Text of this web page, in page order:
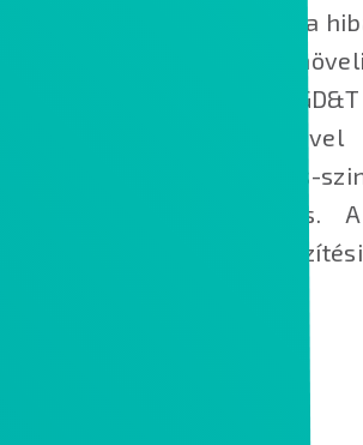
csökkenti a tervezési időt, a
költségeket, miközben
minőségét. A frissített
bővítmény
alkalmazható összeállítás-
méretezés és tűrésezés.
eszköztár új